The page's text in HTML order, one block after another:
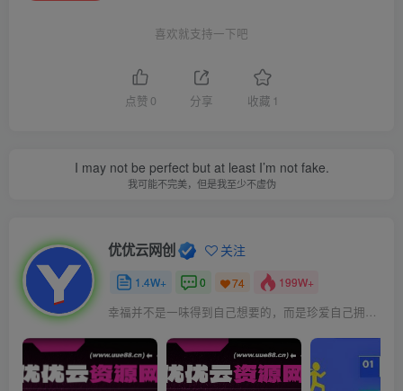
喜欢就支持一下吧
点赞 0 分享 收藏 1
I may not be perfect but at least I’m not fake.
我可能不完美，但是我至少不虚伪
优优云网创 关注
1.4W+ 0 74 199W+
幸福并不是一味得到自己想要的，而是珍爱自己拥有的